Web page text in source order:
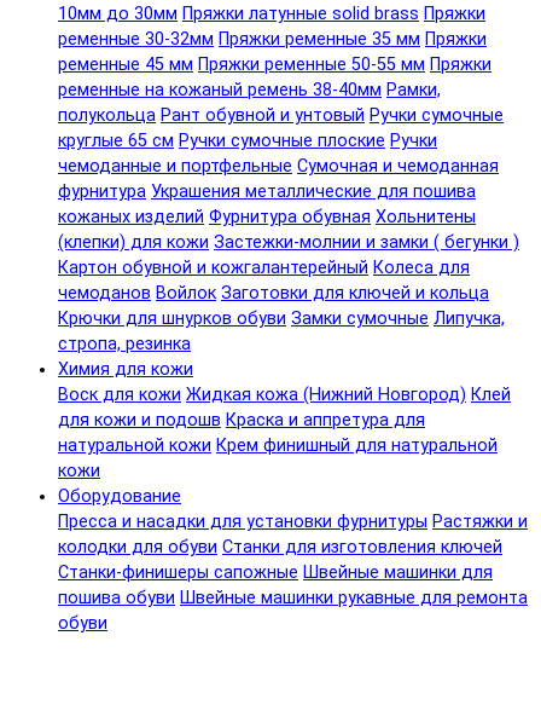
10мм до 30мм Пряжки латунные solid brass Пряжки
ременные 30-32мм Пряжки ременные 35 мм Пряжки
ременные 45 мм Пряжки ременные 50-55 мм Пряжки
ременные на кожаный ремень 38-40мм Рамки,
полукольца Рант обувной и унтовый Ручки сумочные
круглые 65 см Ручки сумочные плоские Ручки
чемоданные и портфельные Сумочная и чемоданная
фурнитура Украшения металлические для пошива
кожаных изделий Фурнитура обувная Хольнитены
(клепки) для кожи Застежки-молнии и замки ( бегунки )
Картон обувной и кожгалантерейный Колеса для
чемоданов Войлок Заготовки для ключей и кольца
Крючки для шнурков обуви Замки сумочные Липучка,
стропа, резинка
Химия для кожи
Воск для кожи Жидкая кожа (Нижний Новгород) Клей
для кожи и подошв Краска и аппретура для
натуральной кожи Крем финишный для натуральной
кожи
Оборудование
Пресса и насадки для установки фурнитуры Растяжки и
колодки для обуви Станки для изготовления ключей
Станки-финишеры сапожные Швейные машинки для
пошива обуви Швейные машинки рукавные для ремонта
обуви